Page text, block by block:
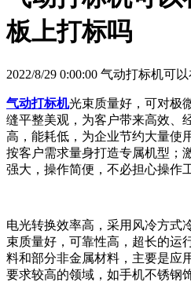
板上打标吗
2022/8/29 0:00:00 气动打标机可
气动打标机光束质量好，可对极
缝平整美观，为客户带来高效、
高，能耗低，为企业节约大量使
按客户需求量身打造专属机型；
强大，操作简便，不必担心操作
电光转换效率高，采用风冷方式
束质量好，可靠性高，超长的运
料和部分非金属材料，主要是应
要求较高的领域，如手机不锈钢